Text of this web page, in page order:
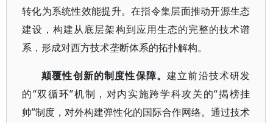
转化为系统性效能提升。在指令集层面推动开源生态
建设，构建从底层架构到应用生态的完整的技术谱
系，形成对西方技术垄断体系的拓扑解构。
颠覆性创新的制度性保障。建立前沿技术研发
的“双循环”机制，对内实施跨学科攻关的“揭榜挂
帅”制度，对外构建弹性化的国际合作网络。通过技术